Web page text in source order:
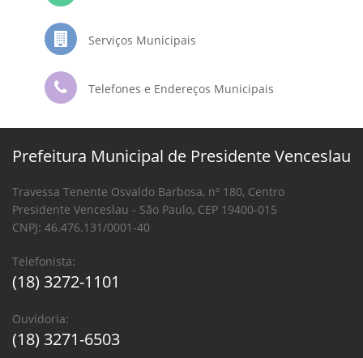
Serviços Municipais
Telefones e Endereços Municipais
Prefeitura Municipal de Presidente Venceslau
Travessa Tenente Osvaldo Barbosa, nº 180, Centro
Presidente Venceslau - São Paulo, CEP 19400-015
CNPJ: 46.476.131/0001-40
Telefonista:
(18) 3272-1101
Ouvidoria:
(18) 3271-6503